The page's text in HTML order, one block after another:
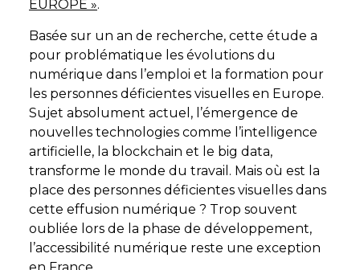
EUROPE ».
Basée sur un an de recherche, cette étude a
pour problématique les évolutions du
numérique dans l’emploi et la formation pour
les personnes déficientes visuelles en Europe.
Sujet absolument actuel, l’émergence de
nouvelles technologies comme l’intelligence
artificielle, la blockchain et le big data,
transforme le monde du travail. Mais où est la
place des personnes déficientes visuelles dans
cette effusion numérique ? Trop souvent
oubliée lors de la phase de développement,
l’accessibilité numérique reste une exception